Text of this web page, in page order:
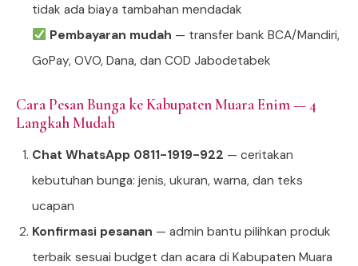
tidak ada biaya tambahan mendadak
Pembayaran mudah — transfer bank BCA/Mandiri,
GoPay, OVO, Dana, dan COD Jabodetabek
Cara Pesan Bunga ke Kabupaten Muara Enim — 4
Langkah Mudah
Chat WhatsApp 0811-1919-922 — ceritakan
kebutuhan bunga: jenis, ukuran, warna, dan teks
ucapan
Konfirmasi pesanan — admin bantu pilihkan produk
terbaik sesuai budget dan acara di Kabupaten Muara